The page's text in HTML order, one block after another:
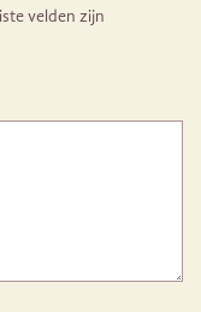
velden zijn